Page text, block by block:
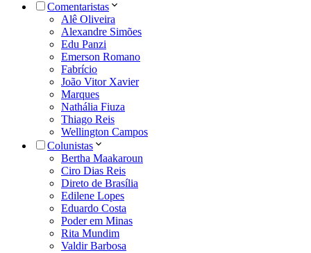
Comentaristas
Alê Oliveira
Alexandre Simões
Edu Panzi
Emerson Romano
Fabrício
João Vitor Xavier
Marques
Nathália Fiuza
Thiago Reis
Wellington Campos
Colunistas
Bertha Maakaroun
Ciro Dias Reis
Direto de Brasília
Edilene Lopes
Eduardo Costa
Poder em Minas
Rita Mundim
Valdir Barbosa